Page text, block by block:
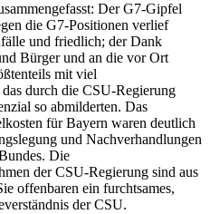
Der G7-Gipfel
die G7-Positionen verlief
und friedlich; der Dank
Bürger und an die vor Ort
mit viel
durch die CSU-Regierung
so abmilderten. Das
für Bayern waren deutlich
und Nachverhandlungen
Die
der CSU-Regierung sind aus
offenbaren ein furchtsames,
der CSU.